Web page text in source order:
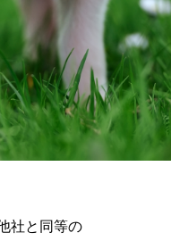
社と同等の